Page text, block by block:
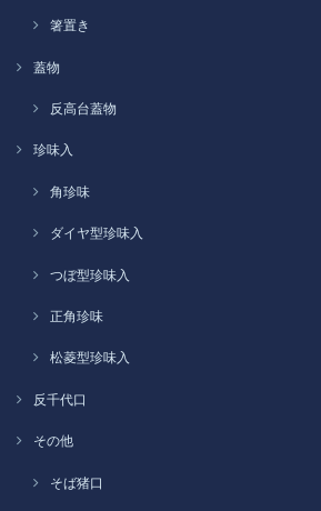
箸置き
蓋物
反高台蓋物
珍味入
角珍味
ダイヤ型珍味入
つぼ型珍味入
正角珍味
松菱型珍味入
反千代口
その他
そば猪口